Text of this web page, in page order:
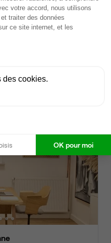
votre accord, nous utilisons
traiter des données
ce site internet, et les
des cookies.
OK pour moi